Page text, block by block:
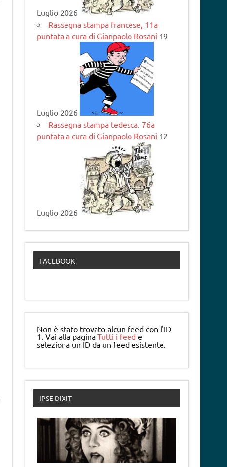
Luglio 2026
Rassegna stampa francese, 11a
puntata a cura di Gianpaolo Rosani 19
Luglio 2026
Rassegna stampa tedesca. 76a
puntata a cura di Gianpaolo Rosani 12
Luglio 2026
FACEBOOK
Non è stato trovato alcun feed con l'ID
1. Vai alla paginaTutti i feed e
seleziona un ID da un feed esistente.
IPSE DIXIT